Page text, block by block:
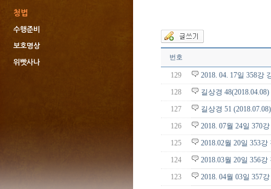
청법
수행준비
보호명상
위빳사나
번호
129
2018. 04. 17일 358강
128
길상경
127
길상경 51
126
2018. 07월 24일 370
125
2018.02월 20일 353
124
2018.03월 20일 356
123
2018. 04월 03일 357